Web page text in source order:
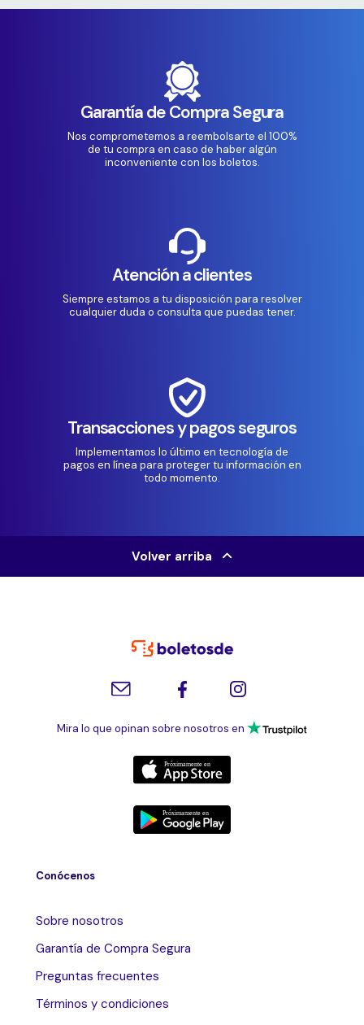
Garantía de Compra Segura
Nos comprometemos a reembolsarte el 100%
de tu compra en caso de haber algún
inconveniente con los boletos.
Atención a clientes
Siempre estamos a tu disposición para resolver
cualquier duda o consulta que puedas tener.
Transacciones y pagos seguros
Implementamos lo último en tecnología de
pagos en línea para proteger tu información en
todo momento.
Volver arriba
Mira lo que opinan sobre nosotros en
Conócenos
Sobre nosotros
Garantía de Compra Segura
Preguntas frecuentes
Términos y condiciones